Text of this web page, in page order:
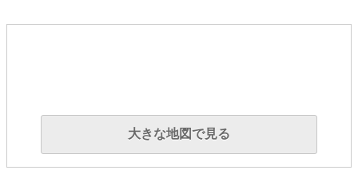
大きな地図で見る